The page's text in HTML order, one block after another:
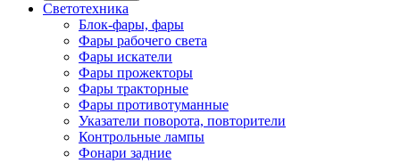
Светотехника
Блок-фары, фары
Фары рабочего света
Фары искатели
Фары прожекторы
Фары тракторные
Фары противотуманные
Указатели поворота, повторители
Контрольные лампы
Фонари задние